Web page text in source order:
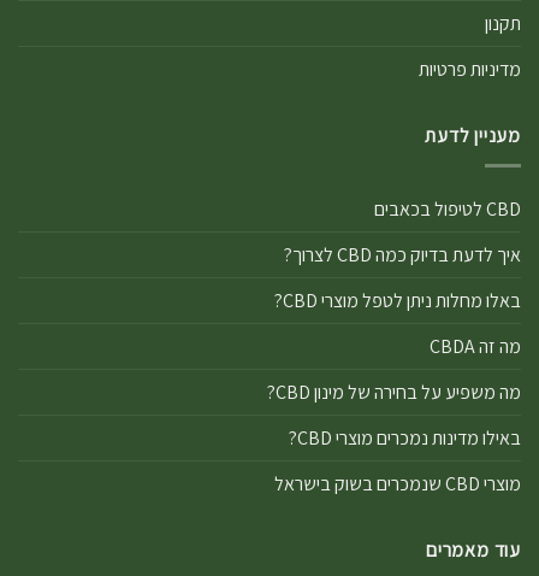
תקנון
מדיניות פרטיות
מעניין לדעת
CBD לטיפול בכאבים
איך לדעת בדיוק כמה CBD לצרוך?
באלו מחלות ניתן לטפל מוצרי CBD?
מה זה CBDA
מה משפיע על בחירה של מינון CBD?
באילו מדינות נמכרים מוצרי CBD?
מוצרי CBD שנמכרים בשוק בישראל
עוד מאמרים